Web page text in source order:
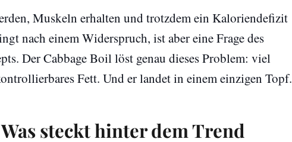
Muskeln erhalten und trotzdem ein Kaloriendefizit
nach einem Widerspruch, ist aber eine Frage des
Der Cabbage Boil löst genau dieses Problem: viel
Fett. Und er landet in einem einzigen Topf.
steckt hinter dem Trend